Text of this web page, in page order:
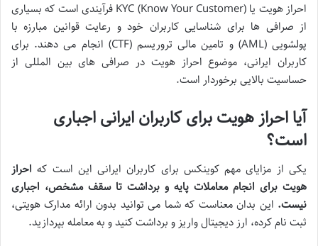
احراز هویت یا KYC (Know Your Customer) فرآیندی است که بسیاری
از صرافی ها برای شناسایی کاربران خود و رعایت قوانین مبارزه با
پولشویی (AML) و تامین مالی تروریسم (CTF) انجام می دهند. برای
کاربران ایرانی، موضوع احراز هویت در صرافی های بین المللی از
حساسیت بالایی برخوردار است.
آیا احراز هویت برای کاربران ایرانی اجباری
است؟
یکی از مزایای مهم کوینکس برای کاربران ایرانی این است که احراز
هویت برای انجام معاملات پایه و برداشت تا سقف مشخص، اجباری
نیست. این بدان معناست که شما می توانید بدون ارائه مدارک هویتی،
ثبت نام کرده، ارز دیجیتال واریز و برداشت کنید و به معامله بپردازید.